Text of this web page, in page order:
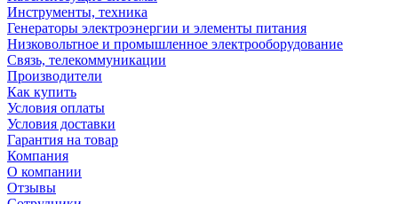
Инструменты, техника
Генераторы электроэнергии и элементы питания
Низковольтное и промышленное электрооборудование
Связь, телекоммуникации
Производители
Как купить
Условия оплаты
Условия доставки
Гарантия на товар
Компания
О компании
Отзывы